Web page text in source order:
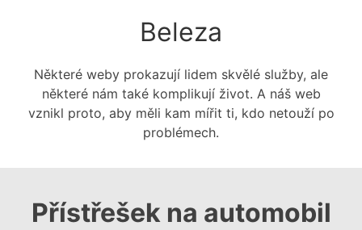
Beleza
Některé weby prokazují lidem skvělé služby, ale
některé nám také komplikují život. A náš web
vznikl proto, aby měli kam mířit ti, kdo netouží po
problémech.
Přístřešek na automobil